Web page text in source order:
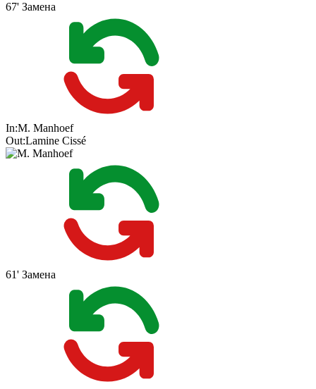
67' Замена
In:M. Manhoef
Out:Lamine Cissé
61' Замена